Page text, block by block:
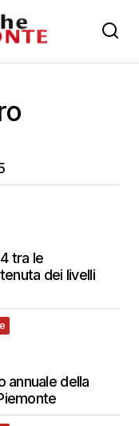
tra le
dei livelli
annuale della